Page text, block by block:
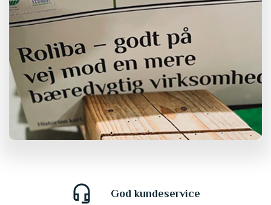
headset_mic God kundeservice